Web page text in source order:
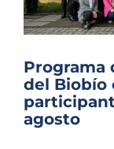
Programa
del Biobío
agosto